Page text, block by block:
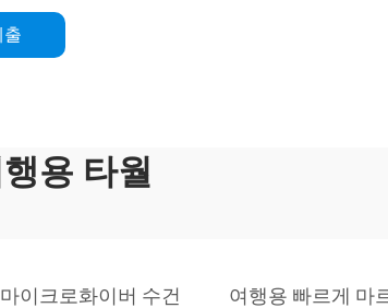
출
용 타월
이크로화이버 수건 여행용 빠르게 마